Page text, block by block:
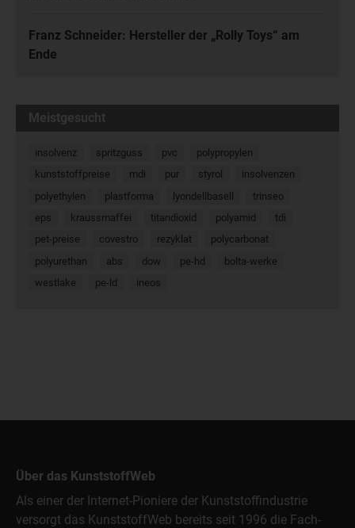
Franz Schneider: Hersteller der „Rolly Toys“ am
Ende
Meistgesucht
insolvenz spritzguss pvc
polypropylen
kunststoffpreise
mdi pur styrol
insolvenzen
polyethylen
plastforma lyondellbasell
trinseo
eps
kraussmaffei titandioxid polyamid
tdi
pet-preise
covestro rezyklat
polycarbonat
polyurethan
abs dow pe-hd
bolta-werke
westlake
pe-ld ineos
Über das KunststoffWeb
Als einer der Internet-Pioniere der Kunststoffindustrie
versorgt das KunststoffWeb bereits seit 1996 die Fach-